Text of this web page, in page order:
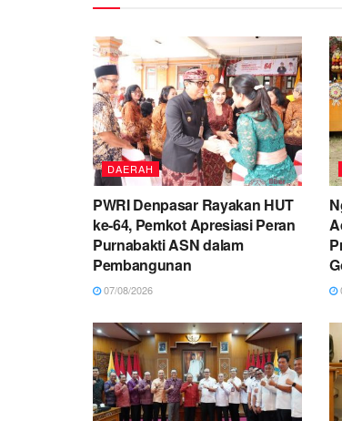
DAERAH
PWRI Denpasar Rayakan HUT
ke-64, Pemkot Apresiasi Peran
Purnabakti ASN dalam
Pembangunan
07/08/2026